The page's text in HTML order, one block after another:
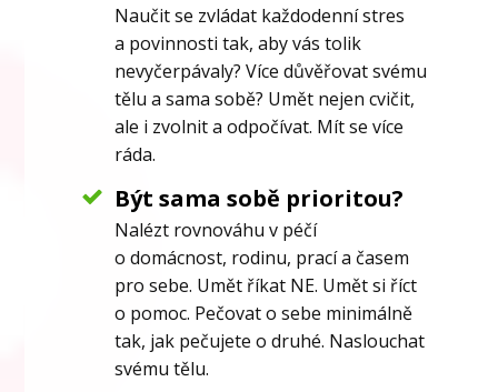
Naučit se zvládat každodenní stres
a povinnosti tak, aby vás tolik
nevyčerpávaly? Více důvěřovat svému
tělu a sama sobě? Umět nejen cvičit,
ale i zvolnit a odpočívat. Mít se více
ráda.
Být sama sobě prioritou?
Nalézt rovnováhu v péčí
o domácnost, rodinu, prací a časem
pro sebe. Umět říkat NE. Umět si říct
o pomoc. Pečovat o sebe minimálně
tak, jak pečujete o druhé. Naslouchat
svému tělu.